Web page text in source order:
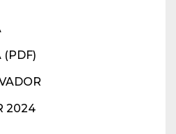
(PDF)
2024